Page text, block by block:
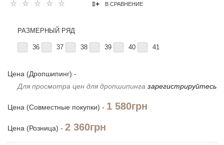
В СРАВНЕНИЕ
РАЗМЕРНЫЙ РЯД
36 37 38 39 40 41
Цена (Дропшипинг) -
Для просмотра цен для дропшипинга зарегистрируйтесь
Цена (Совместные покупки) - 1 580грн
Цена (Розница) - 2 360грн